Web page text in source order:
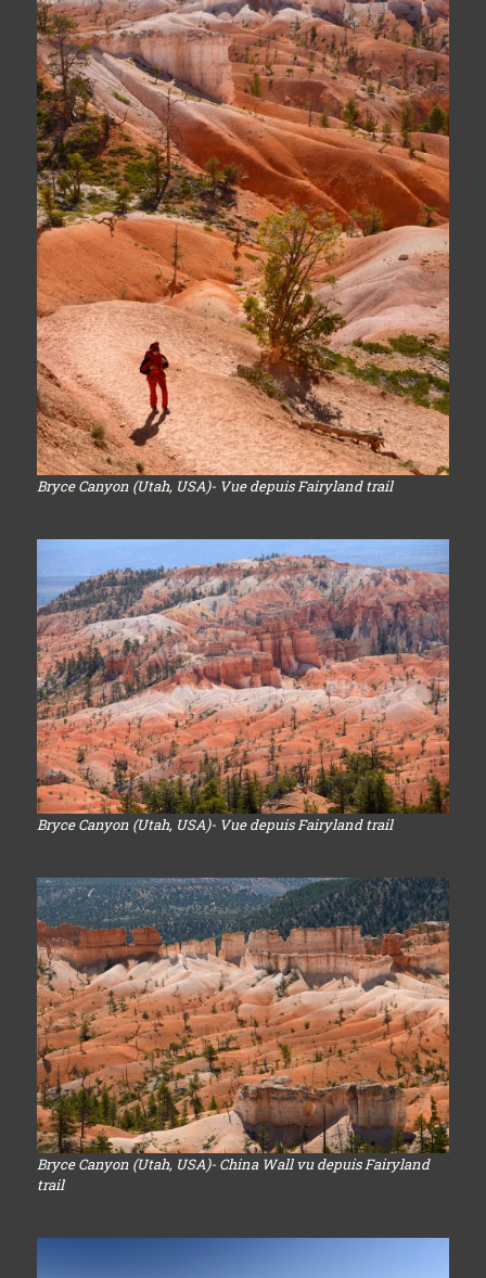
Bryce Canyon (Utah, USA)- Vue depuis Fairyland trail
Bryce Canyon (Utah, USA)- Vue depuis Fairyland trail
Bryce Canyon (Utah, USA)- China Wall vu depuis Fairyland
trail